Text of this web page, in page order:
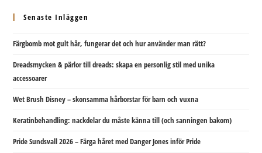
Senaste Inläggen
Färgbomb mot gult hår, fungerar det och hur använder man rätt?
Dreadsmycken & pärlor till dreads: skapa en personlig stil med unika
accessoarer
Wet Brush Disney – skonsamma hårborstar för barn och vuxna
Keratinbehandling: nackdelar du måste känna till (och sanningen bakom)
Pride Sundsvall 2026 – Färga håret med Danger Jones inför Pride